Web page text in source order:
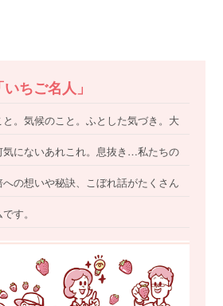
ちご名人」
。気候のこと。ふとした気づき。大
気にないあれこれ。息抜き…私たちの
の想いや秘訣、こぼれ話がたくさん
す。